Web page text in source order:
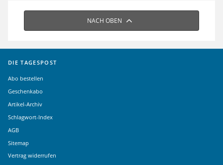
NACH OBEN
DIE TAGESPOST
Abo bestellen
Geschenkabo
Artikel-Archiv
Schlagwort-Index
AGB
Sitemap
Vertrag widerrufen